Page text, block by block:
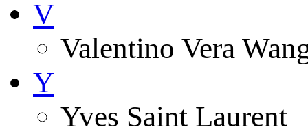
V
Valentino Vera
Y
Yves Saint Laurent